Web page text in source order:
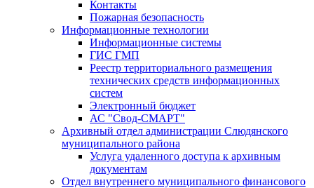
Контакты
Пожарная безопасность
Информационные технологии
Информационные системы
ГИС ГМП
Реестр территориального размещения
технических средств информационных
систем
Электронный бюджет
АС "Свод-СМАРТ"
Архивный отдел администрации Слюдянского
муниципального района
Услуга удаленного доступа к архивным
документам
Отдел внутреннего муниципального финансового